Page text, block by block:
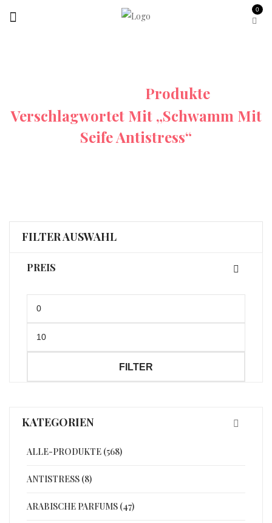
0
Produkte
Verschlagwortet Mit „schwamm Mit
Seife Antistress“
FILTER AUSWAHL
PREIS
Preis
Preis
FILTER
KATEGORIEN
ALLE-PRODUKTE (568)
ANTISTRESS (8)
ARABISCHE PARFUMS (47)